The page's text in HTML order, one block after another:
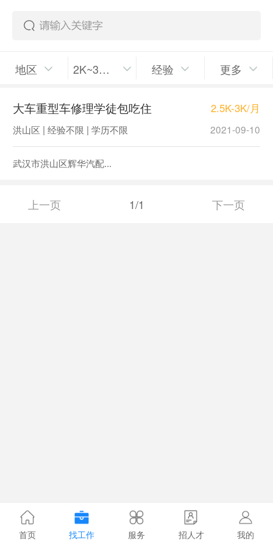
地区 2K~3K/月 经验 更多
大车重型车修理学徒包吃住 2.5K-3K/月
洪山区 | 经验不限 | 学历不限 2021-09-10
武汉市洪山区辉华汽配...
上一页 1/1 下一页
首页 找工作 服务 招人才 我的